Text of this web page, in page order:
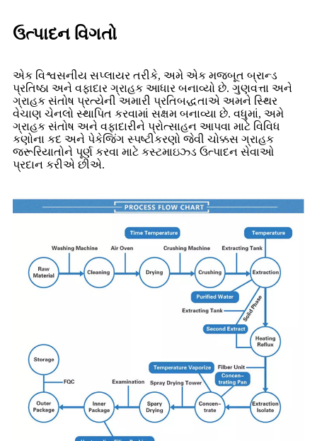
ઉત્પાદન વિગતો
એક વિશ્વસનીય સપ્લાયર તરીકે, અમે એક મજબૂત બ્રાન્ડ
પ્રતિષ્ઠા અને વફાદાર ગ્રાહક આધાર બનાવ્યો છે. ગુણવત્તા અને
ગ્રાહક સંતોષ પ્રત્યેની અમારી પ્રતિબદ્ધતાએ અમને સ્થિર
વેચાણ ચેનલો સ્થાપિત કરવામાં સક્ષમ બનાવ્યા છે. વધુમાં, અમે
ગ્રાહક સંતોષ અને વફાદારીને પ્રોત્સાહન આપવા માટે વિવિધ
કણોના કદ અને પેકેજિંગ સ્પષ્ટીકરણો જેવી ચોક્કસ ગ્રાહક
જરૂરિયાતોને પૂર્ણ કરવા માટે કસ્ટમાઇઝ્ડ ઉત્પાદન સેવાઓ
પ્રદાન કરીએ છીએ.